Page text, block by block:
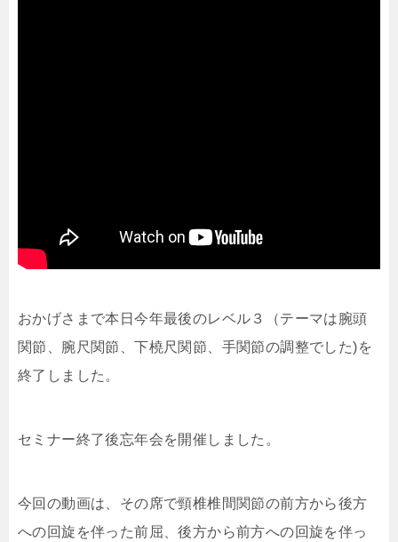
おかげさまで本日今年最後のレベル３（テーマは腕頭
関節、腕尺関節、下橈尺関節、手関節の調整でした)を
終了しました。
セミナー終了後忘年会を開催しました。
今回の動画は、その席で頸椎椎間関節の前方から後方
への回旋を伴った前屈、後方から前方への回旋を伴っ